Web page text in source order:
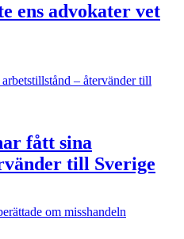
ens advokater vet
fått sina
till Sverige